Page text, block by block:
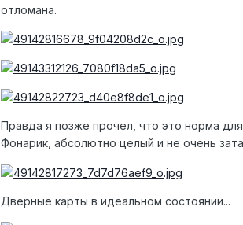
отломана.
Правда я позже прочел, что это норма
Фонарик, абсолютно целый и не очень
Дверные карты в идеальном состоянии...